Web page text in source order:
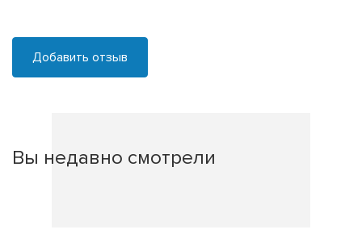
Добавить отзыв
Вы недавно смотрели